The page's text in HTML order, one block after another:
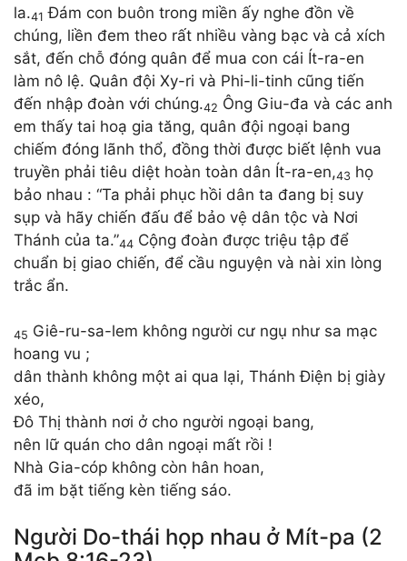
la.41 Đám con buôn trong miền ấy nghe đồn về
chúng, liền đem theo rất nhiều vàng bạc và cả xích
sắt, đến chỗ đóng quân để mua con cái Ít-ra-en
làm nô lệ. Quân đội Xy-ri và Phi-li-tinh cũng tiến
đến nhập đoàn với chúng.42 Ông Giu-đa và các anh
em thấy tai hoạ gia tăng, quân đội ngoại bang
chiếm đóng lãnh thổ, đồng thời được biết lệnh vua
truyền phải tiêu diệt hoàn toàn dân Ít-ra-en,43 họ
bảo nhau : “Ta phải phục hồi dân ta đang bị suy
sụp và hãy chiến đấu để bảo vệ dân tộc và Nơi
Thánh của ta.”44 Cộng đoàn được triệu tập để
chuẩn bị giao chiến, để cầu nguyện và nài xin lòng
trắc ẩn.
45 Giê-ru-sa-lem không người cư ngụ như sa mạc
hoang vu ;
dân thành không một ai qua lại, Thánh Điện bị giày
xéo,
Đô Thị thành nơi ở cho người ngoại bang,
nên lữ quán cho dân ngoại mất rồi !
Nhà Gia-cóp không còn hân hoan,
đã im bặt tiếng kèn tiếng sáo.
Người Do-thái họp nhau ở Mít-pa (2